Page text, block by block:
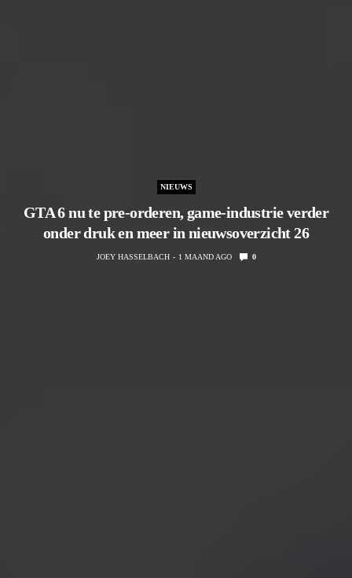
NIEUWS
GTA 6 nu te pre-orderen, game-industrie verder
onder druk en meer in nieuwsoverzicht 26
JOEY HASSELBACH 1 MAAND AGO 0